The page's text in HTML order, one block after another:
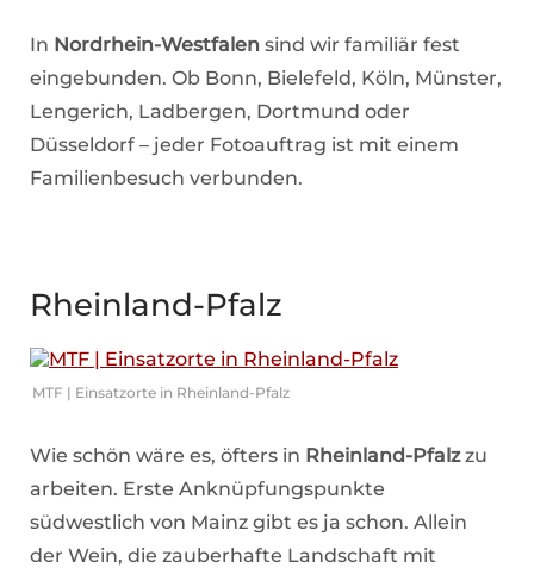
In Nordrhein-Westfalen sind wir familiär fest
eingebunden. Ob Bonn, Bielefeld, Köln, Münster,
Lengerich, Ladbergen, Dortmund oder
Düsseldorf – jeder Fotoauftrag ist mit einem
Familienbesuch verbunden.
Rheinland-Pfalz
MTF | Einsatzorte in Rheinland-Pfalz
Wie schön wäre es, öfters in Rheinland-Pfalzzu
arbeiten. Erste Anknüpfungspunkte
südwestlich von Mainz gibt es ja schon. Allein
der Wein, die zauberhafte Landschaft mit